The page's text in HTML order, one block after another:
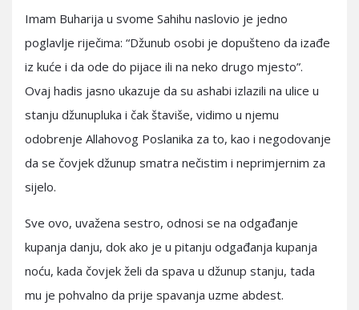
Imam Buharija u svome Sahihu naslovio je jedno
poglavlje riječima: “Džunub osobi je dopušteno da izađe
iz kuće i da ode do pijace ili na neko drugo mjesto”.
Ovaj hadis jasno ukazuje da su ashabi izlazili na ulice u
stanju džunupluka i čak štaviše, vidimo u njemu
odobrenje Allahovog Poslanika za to, kao i negodovanje
da se čovjek džunup smatra nečistim i neprimjernim za
sijelo.
Sve ovo, uvažena sestro, odnosi se na odgađanje
kupanja danju, dok ako je u pitanju odgađanja kupanja
noću, kada čovjek želi da spava u džunup stanju, tada
mu je pohvalno da prije spavanja uzme abdest.